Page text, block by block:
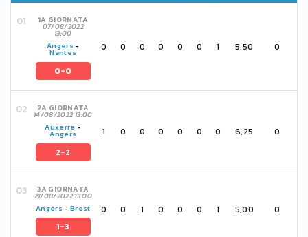
1A GIORNATA
07/08/2022
13:00
Angers -
Nantes
0-0
0 0 0 0 0 0 1 5,50 0
2A GIORNATA
14/08/2022 13:00
Auxerre -
Angers
2-2
1 0 0 0 0 0 0 6,25 0
3A GIORNATA
21/08/2022 13:00
Angers -Brest
1-3
0 0 1 0 0 0 1 5,00 0